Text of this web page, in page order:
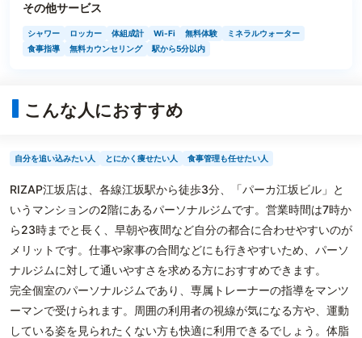
その他サービス
シャワー ロッカー 体組成計 Wi-Fi 無料体験
ミネラルウォーター
食事指導
無料カウンセリング 駅から5分以内
こんな人におすすめ
自分を追い込みたい人 とにかく痩せたい人 食事管理も任せたい人
RIZAP江坂店は、各線江坂駅から徒歩3分、「パーカ江坂ビル」と
いうマンションの2階にあるパーソナルジムです。営業時間は7時か
ら23時までと長く、早朝や夜間など自分の都合に合わせやすいのが
メリットです。仕事や家事の合間などにも行きやすいため、パーソ
ナルジムに対して通いやすさを求める方におすすめできます。
完全個室のパーソナルジムであり、専属トレーナーの指導をマンツ
ーマンで受けられます。周囲の利用者の視線が気になる方や、運動
している姿を見られたくない方も快適に利用できるでしょう。体脂